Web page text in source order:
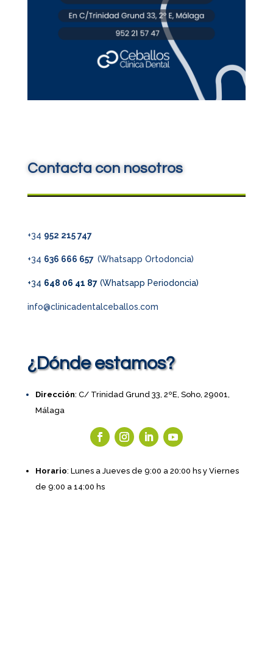
Contacta con nosotros
+34 952 215 747
+34 636 666 657 (Whatsapp Ortodoncia)
+34 648 06 41 87(Whatsapp Periodoncia)
info@clinicadentalceballos.com
¿Dónde estamos?
Dirección: C/ Trinidad Grund 33, 2ºE, Soho, 29001,
Málaga
Horario: Lunes a Jueves de 9:00 a 20:00 hs y Viernes
de 9:00 a 14:00 hs